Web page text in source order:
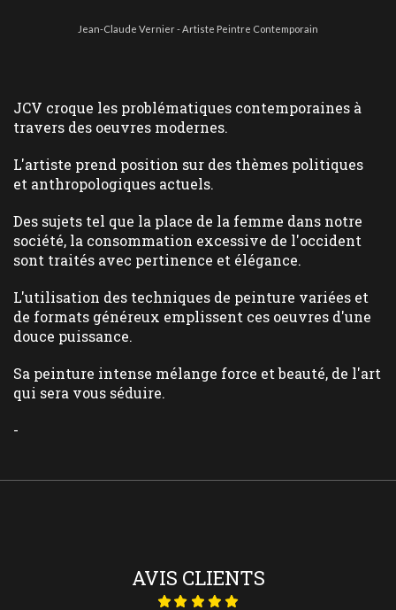
Jean-Claude Vernier - Artiste Peintre Contemporain
JCV croque les problématiques contemporaines à
travers des oeuvres modernes.
L'artiste prend position sur des thèmes politiques
et anthropologiques actuels.
Des sujets tel que la place de la femme dans notre
société, la consommation excessive de l'occident
sont traités avec pertinence et élégance.
L'utilisation des techniques de peinture variées et
de formats généreux emplissent ces oeuvres d'une
douce puissance.
Sa peinture intense mélange force et beauté, de l'art
qui sera vous séduire.
-
AVIS CLIENTS